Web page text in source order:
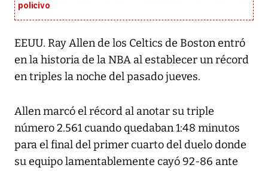
policivo
EEUU. Ray Allen de los Celtics de Boston entró
en la historia de la NBA al establecer un récord
en triples la noche del pasado jueves.
Allen marcó el récord al anotar su triple
número 2.561 cuando quedaban 1:48 minutos
para el final del primer cuarto del duelo donde
su equipo lamentablemente cayó 92-86 ante